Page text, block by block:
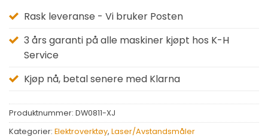
Rask leveranse - Vi bruker Posten
3 års garanti på alle maskiner kjøpt hos K-H
Service
Kjøp nå, betal senere med Klarna
Produktnummer: DW0811-XJ
Kategorier: Elektroverktøy, Laser/Avstandsmåler